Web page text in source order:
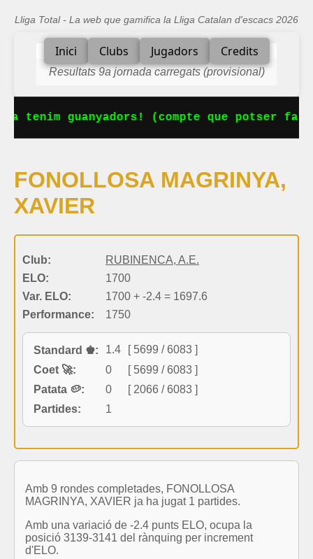
Lliga Total - La web que gamifica la Lliga Catalan d'escacs 2026
Inici Clubs Jugadors Credits
Resultats 9a jornada carregats (provisional)
tenim guanyadors! (compte que potser
FONOLLOSA MAGRINYA,
XAVIER
Club:
RUBINENCA, A.E.
ELO:
1700
Var. ELO:
1700 + -2.4 = 1697.6
Performance:
1750
Standard ♚: 1.4
[ 5699 / 6083 ]
Coet 🚀:
0
[ 5699 / 6083 ]
Patata 🥔:
0
[ 2066 / 6083 ]
Partides:
1
Amb 9 rondes completades, FONOLLOSA
MAGRINYA, XAVIER ja ha jugat 1 partides.
Amb una variació de -2.4 punts ELO, ocupa la
posició 3139-3141 del rànquing per increment
d'ELO.